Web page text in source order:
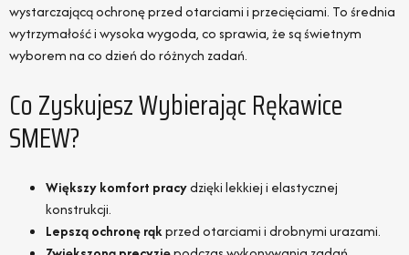
wystarczającą ochronę przed otarciami i przecięciami. To średnia
wytrzymałość i wysoka wygoda, co sprawia, że są świetnym
wyborem na co dzień do różnych zadań.
Co Zyskujesz Wybierając Rękawice
SMEW?
Większy komfort pracydzięki lekkiej i elastycznej
konstrukcji.
Lepszą ochronę rąkprzed otarciami i drobnymi urazami.